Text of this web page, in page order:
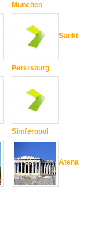
Munchen
Sankt
Petersburg
Simferopol
Atena